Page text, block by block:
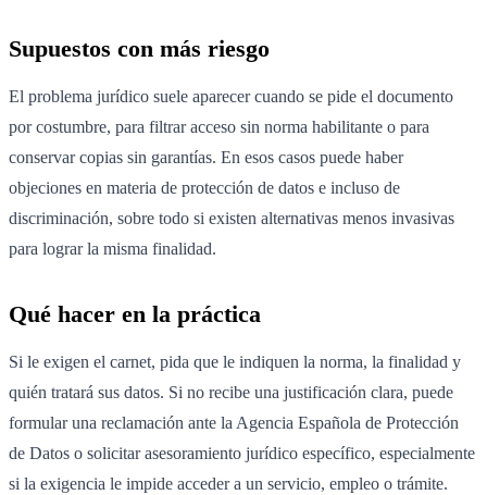
Supuestos con más riesgo
El problema jurídico suele aparecer cuando se pide el documento
por costumbre, para filtrar acceso sin norma habilitante o para
conservar copias sin garantías. En esos casos puede haber
objeciones en materia de protección de datos e incluso de
discriminación, sobre todo si existen alternativas menos invasivas
para lograr la misma finalidad.
Qué hacer en la práctica
Si le exigen el carnet, pida que le indiquen la norma, la finalidad y
quién tratará sus datos. Si no recibe una justificación clara, puede
formular una reclamación ante la Agencia Española de Protección
de Datos o solicitar asesoramiento jurídico específico, especialmente
si la exigencia le impide acceder a un servicio, empleo o trámite.